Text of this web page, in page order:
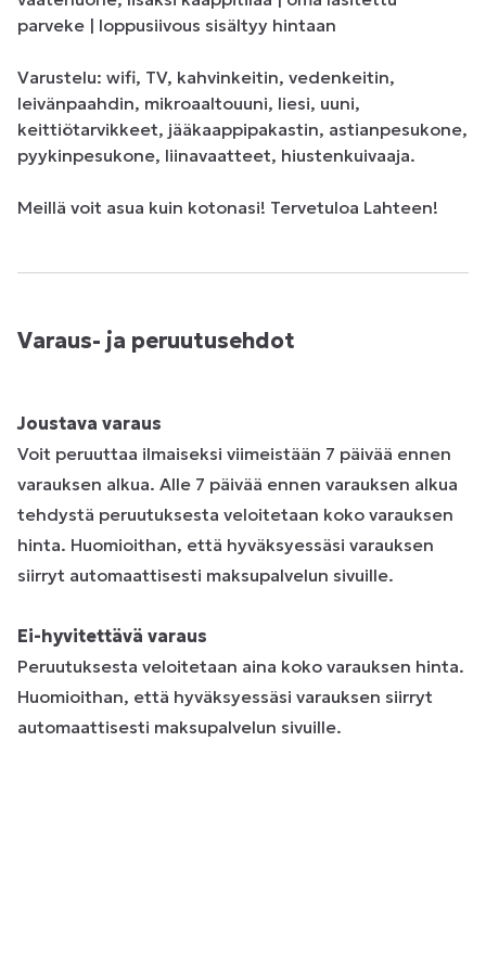
parveke | loppusiivous sisältyy hintaan
Varustelu: wifi, TV, kahvinkeitin, vedenkeitin,
leivänpaahdin, mikroaaltouuni, liesi, uuni,
keittiötarvikkeet, jääkaappipakastin, astianpesukone,
pyykinpesukone, liinavaatteet, hiustenkuivaaja.
Meillä voit asua kuin kotonasi! Tervetuloa Lahteen!
Varaus- ja peruutusehdot
Joustava varaus
Voit peruuttaa ilmaiseksi viimeistään 7 päivää ennen
varauksen alkua. Alle 7 päivää ennen varauksen alkua
tehdystä peruutuksesta veloitetaan koko varauksen
hinta. Huomioithan, että hyväksyessäsi varauksen
siirryt automaattisesti maksupalvelun sivuille.
Ei-hyvitettävä varaus
Peruutuksesta veloitetaan aina koko varauksen hinta.
Huomioithan, että hyväksyessäsi varauksen siirryt
automaattisesti maksupalvelun sivuille.